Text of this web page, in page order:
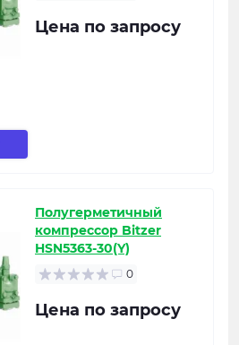
Цена по запросу
Полугерметичный
компрессор Bitzer
HSN5363-30(Y)
0
Цена по запросу